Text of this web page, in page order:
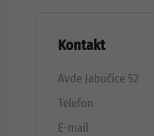
Kontakt
Avde Jabučice 52
Telefon
E-mail